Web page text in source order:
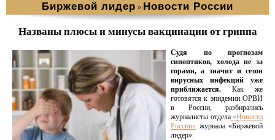
Биржевой лидер » Новости России
Названы плюсы и минусы вакцинации от гриппа
Судя по прогнозам
синоптиков, холода не за
горами, а значит и сезон
вирусных инфекций уже
приближается. Как же
готовятся к эпидемии ОРВИ
в России, разбирались
журналисты отдела«Новости
России» журнала «Биржевой
лидер».